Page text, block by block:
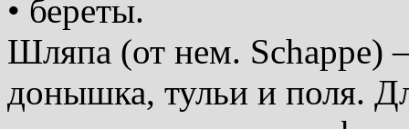
• береты.
Шляпа (от нем. Schappe)
донышка, тульи и поля.